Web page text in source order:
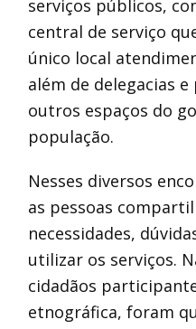
serviços públicos,
central de serviço
único local
além de delegacias
outros espaços do
população.
Nesses diversos
as pessoas
necessidades,
utilizar os serviços.
cidadãos
etnográfica, foram